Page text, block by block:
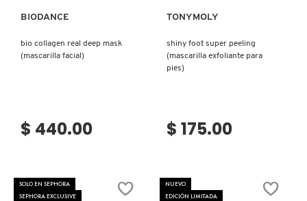
BIODANCE
bio collagen real deep mask
(mascarilla facial)
$ 440.00
TONYMOLY
shiny foot super peeling
(mascarilla exfoliante para
pies)
$ 175.00
SOLO EN SEPHORA
SEPHORA EXCLUSIVE
NUEVO
EDICIÓN LIMITADA